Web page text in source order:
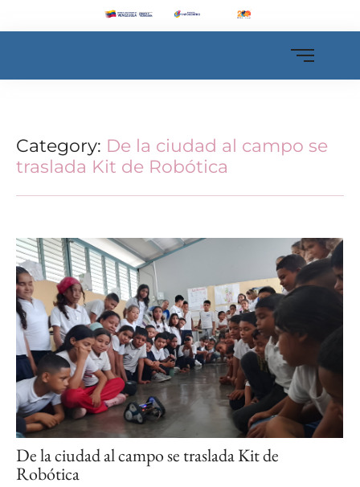
Category: De la ciudad al campo se
traslada Kit de Robótica
De la ciudad al campo se traslada Kit de
Robótica